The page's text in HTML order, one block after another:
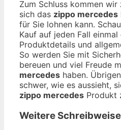
Zum Schluss kommen
sich das zippo mercedes
für Sie lohnen kann.
Kauf auf jeden Fall
Produktdetails und
So werden Sie mit
bereuen und viel Freude
mercedes haben.
schwer, wie es aussieht,
zippo mercedes Produkt
Weitere